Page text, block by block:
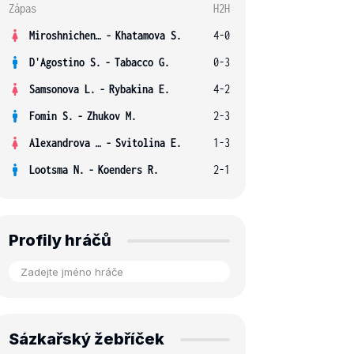
Zápas
H2H
Miroshnichenko V. - Khatamova S.
4-0
D'Agostino S. - Tabacco G.
0-3
Samsonova L. - Rybakina E.
4-2
Fomin S. - Zhukov M.
2-3
Alexandrova E. - Svitolina E.
1-3
Lootsma N. - Koenders R. 2-1
Profily hráčů
Sázkařský žebříček